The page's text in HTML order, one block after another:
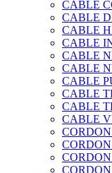
CABLE
CABLE
CABLE
CABLE
CABLE
CABLE
CABLE
CABLE
CABLE
CABLE